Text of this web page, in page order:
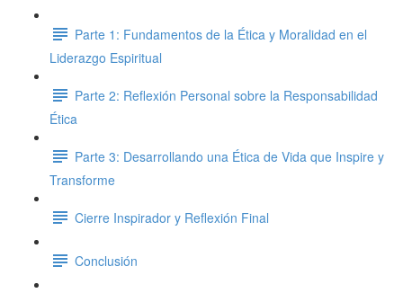
Parte 1: Fundamentos de la Ética y Moralidad en el
Liderazgo Espiritual
Parte 2: Reflexión Personal sobre la Responsabilidad
Ética
Parte 3: Desarrollando una Ética de Vida que Inspire y
Transforme
Cierre Inspirador y Reflexión Final
Conclusión